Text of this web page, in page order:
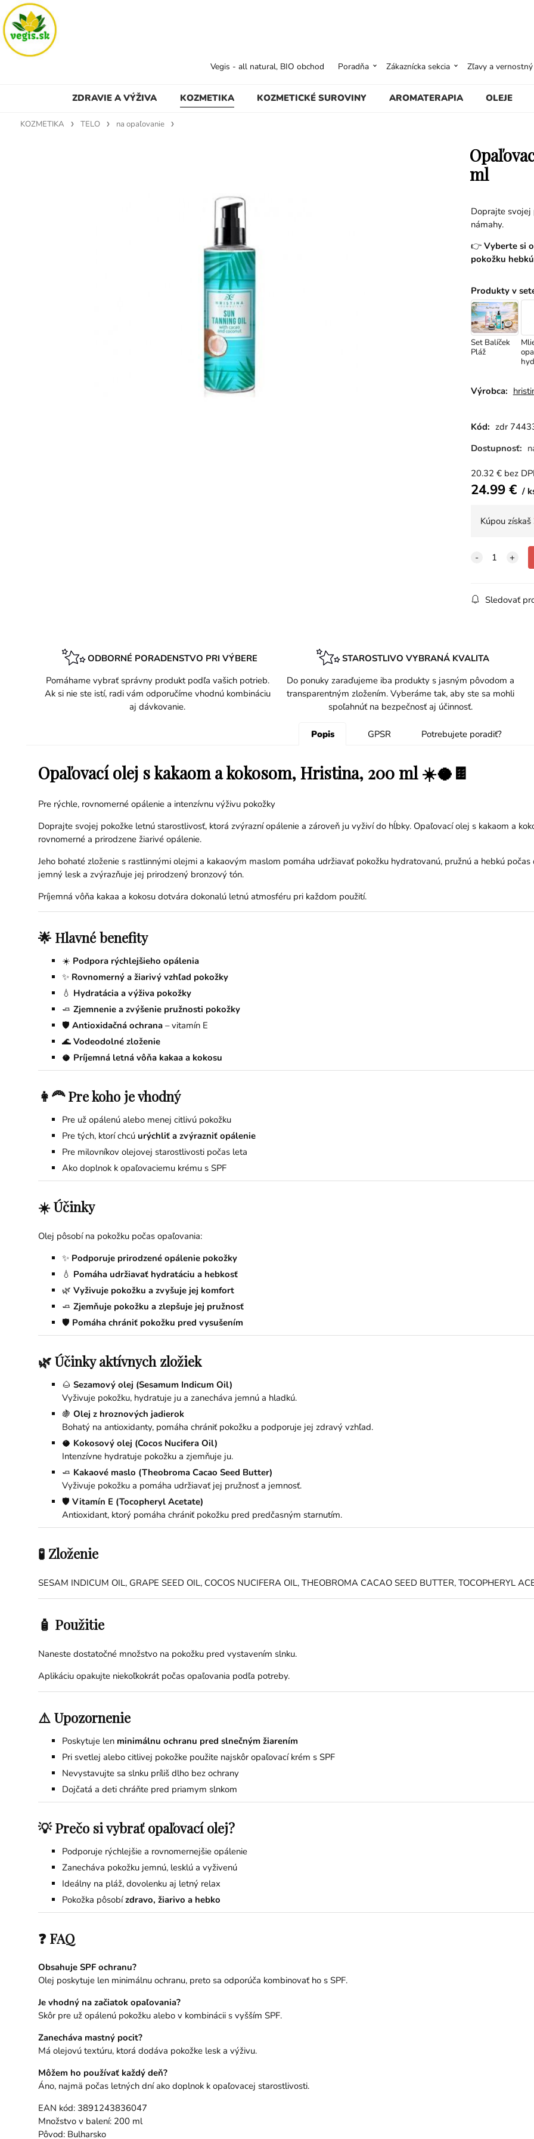
ZDRAVIE A VÝŽIVA KOZMETIKA KOZMETICKÉ SUROVINY AROMATERAPIA OLEJE
Vegis - all natural, BIO obchod Poradňa Zákaznícka sekcia Zľavy a
KOZMETIKA TELO na opaľovanie
ml
Doprajte svojej
námahy.
👉 Vyberte si
pokožku
Produkty v
Set Balíček
Pláž
150
Výrobca:
Kód: zdr
Dostupnosť:
20.32 € bez
24.99€
Kúpou získaš
Sledovať
ODBORNÉ PORADENSTVO PRI VÝBERE
Pomáhame vybrať správny produkt podľa vašich potrieb.
Ak si nie ste istí, radi vám odporučíme vhodnú kombináciu
aj dávkovanie.
STAROSTLIVO VYBRANÁ KVALITA
Do ponuky zaraďujeme iba produkty s jasným pôvodom a
transparentným zložením. Vyberáme tak, aby ste sa mohli
spoľahnúť na bezpečnosť aj účinnosť.
Popis GPSR Potrebujete poradiť?
Opaľovací olej s kakaom a kokosom, Hristina, 200 ml ☀️🥥🍫
Pre rýchle, rovnomerné opálenie a intenzívnu výživu pokožky
Doprajte svojej pokožke letnú starostlivosť, ktorá zvýrazní opálenie a zároveň ju vyživí do hĺbky. Opaľovací olej s kakaom a
rovnomerné a prirodzene žiarivé opálenie.
Jeho bohaté zloženie s rastlinnými olejmi a kakaovým maslom pomáha udržiavať pokožku hydratovanú, pružnú a hebkú
jemný lesk a zvýrazňuje jej prirodzený bronzový tón.
Príjemná vôňa kakaa a kokosu dotvára dokonalú letnú atmosféru pri každom použití.
🌟 Hlavné benefity
☀️ Podpora rýchlejšieho opálenia
✨ Rovnomerný a žiarivý vzhľad pokožky
💧 Hydratácia a výživa pokožky
🧈 Zjemnenie a zvýšenie pružnosti pokožky
🛡️ Antioxidačná ochrana– vitamín E
🌊 Vodeodolné zloženie
🥥 Príjemná letná vôňa kakaa a kokosu
👩‍🦰 Pre koho je vhodný
Pre už opálenú alebo menej citlivú pokožku
Pre tých, ktorí chcú urýchliť a zvýrazniť opálenie
Pre milovníkov olejovej starostlivosti počas leta
Ako doplnok k opaľovaciemu krému s SPF
☀️ Účinky
Olej pôsobí na pokožku počas opaľovania:
✨ Podporuje prirodzené opálenie pokožky
💧 Pomáha udržiavať hydratáciu a hebkosť
🌿 Vyživuje pokožku a zvyšuje jej komfort
🧈 Zjemňuje pokožku a zlepšuje jej pružnosť
🛡️ Pomáha chrániť pokožku pred vysušením
🌿 Účinky aktívnych zložiek
🌰 Sezamový olej (Sesamum Indicum Oil)
Vyživuje pokožku, hydratuje ju a zanecháva jemnú a hladkú.
🍇 Olej z hroznových jadierok
Bohatý na antioxidanty, pomáha chrániť pokožku a podporuje jej zdravý vzhľad.
🥥 Kokosový olej (Cocos Nucifera Oil)
Intenzívne hydratuje pokožku a zjemňuje ju.
🧈 Kakaové maslo (Theobroma Cacao Seed Butter)
Vyživuje pokožku a pomáha udržiavať jej pružnosť a jemnosť.
🛡️ Vitamín E (Tocopheryl Acetate)
Antioxidant, ktorý pomáha chrániť pokožku pred predčasným starnutím.
🧪 Zloženie
SESAM INDICUM OIL, GRAPE SEED OIL, COCOS NUCIFERA OIL, THEOBROMA CACAO SEED BUTTER, TOCOPHERYL
🧴 Použitie
Naneste dostatočné množstvo na pokožku pred vystavením slnku.
Aplikáciu opakujte niekoľkokrát počas opaľovania podľa potreby.
⚠️ Upozornenie
Poskytuje len minimálnu ochranu pred slnečným žiarením
Pri svetlej alebo citlivej pokožke použite najskôr opaľovací krém s SPF
Nevystavujte sa slnku príliš dlho bez ochrany
Dojčatá a deti chráňte pred priamym slnkom
💡 Prečo si vybrať opaľovací olej?
Podporuje rýchlejšie a rovnomernejšie opálenie
Zanecháva pokožku jemnú, lesklú a vyživenú
Ideálny na pláž, dovolenku aj letný relax
Pokožka pôsobízdravo, žiarivo a hebko
❓ FAQ
Obsahuje SPF ochranu?
Olej poskytuje len minimálnu ochranu, preto sa odporúča kombinovať ho s SPF.
Je vhodný na začiatok opaľovania?
Skôr pre už opálenú pokožku alebo v kombinácii s vyšším SPF.
Zanecháva mastný pocit?
Má olejovú textúru, ktorá dodáva pokožke lesk a výživu.
Môžem ho používať každý deň?
Áno, najmä počas letných dní ako doplnok k opaľovacej starostlivosti.
EAN kód: 3891243836047
Množstvo v balení: 200 ml
Pôvod: Bulharsko